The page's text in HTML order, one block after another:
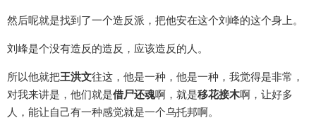
然后呢就是找到了一个造反派，把他安在这个刘峰的这个身上。
刘峰是个没有造反的造反，应该造反的人。
所以他就把王洪文往这，他是一种，他是一种，我觉得是非常，
对我来讲是，他们就是借尸还魂啊，就是移花接木啊，让好多
人，能让自己有一种感觉就是一个乌托邦啊。